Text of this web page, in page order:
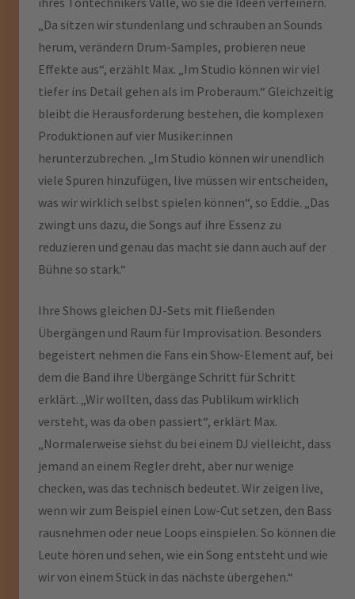
„Da sitzen wir stundenlang und schrauben an Sounds
herum, verändern Drum-Samples, probieren neue
Effekte aus“, erzählt Max. „Im Studio können wir viel
tiefer ins Detail gehen als im Proberaum.“ Gleichzeitig
bleibt die Herausforderung bestehen, die komplexen
Produktionen auf vier Musiker:innen
herunterzubrechen. „Im Studio können wir unendlich
viele Spuren hinzufügen, live müssen wir entscheiden,
was wir wirklich selbst spielen können“, so Eddie. „Das
zwingt uns dazu, die Songs auf ihre Essenz zu
reduzieren und genau das macht sie dann auch auf der
Bühne so stark.“
Ihre Shows gleichen DJ-Sets mit fließenden
Übergängen und Raum für Improvisation. Besonders
begeistert nehmen die Fans ein Show-Element auf, bei
dem die Band ihre Übergänge Schritt für Schritt
erklärt. „Wir wollten, dass das Publikum wirklich
versteht, was da oben passiert“, erklärt Max.
„Normalerweise siehst du bei einem DJ vielleicht, dass
jemand an einem Regler dreht, aber nur wenige
checken, was das technisch bedeutet. Wir zeigen live,
wenn wir zum Beispiel einen Low-Cut setzen, den Bass
rausnehmen oder neue Loops einspielen. So können die
Leute hören und sehen, wie ein Song entsteht und wie
wir von einem Stück in das nächste übergehen.“